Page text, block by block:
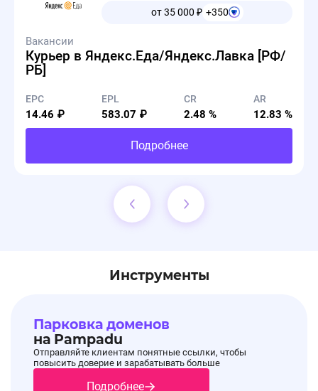
🔔Новые промокоды на оффере GGSel
- Скидка 10% на подписку Claude
🔔Обновление рекламных материалов на
от 35 000 ₽ +350
Вакансии
Курьер в Яндекс.Еда/Яндекс.Лавка [РФ/
РБ]
EPC
14.46 ₽
EPL
583.07 ₽
CR
2.48 %
AR
12.83 %
Подробнее
Инструменты
Парковка доменов
на Pampadu
Отправляйте клиентам понятные ссылки, чтобы
повысить доверие и зарабатывать больше
Подробнее